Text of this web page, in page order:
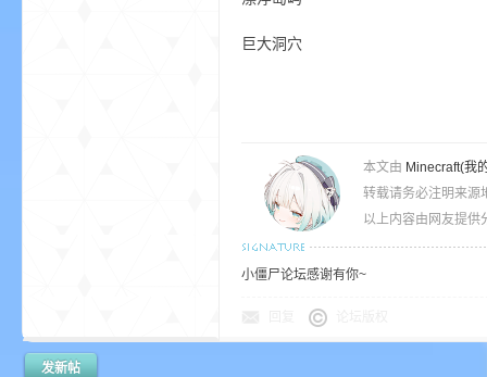
巨大洞穴
本文由 Minecraft(我
转载请务必注明来源
以上内容由网友提供
小僵尸论坛感谢有你~
发新帖